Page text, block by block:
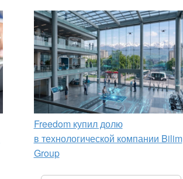
Freedom купил долю
в технологической компании Bilim
Group